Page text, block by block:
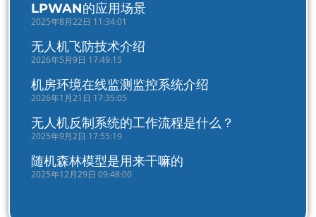
LPWAN的应用场景
2025年8月22日 11:34:01
无人机飞防技术介绍
2026年5月9日 17:49:15
机房环境在线监测监控系统介绍
2026年1月21日 17:35:05
无人机反制系统的工作流程是什么？
2025年9月2日 17:55:19
随机森林模型是用来干嘛的
2025年12月29日 09:48:00